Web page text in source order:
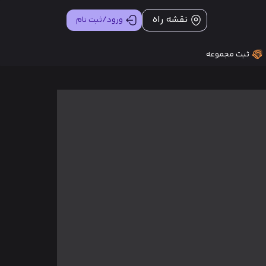
نقشه راه ورود/ثبت نام
ثبت مجموعه